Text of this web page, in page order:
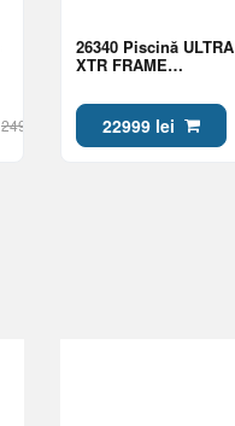
24999 lei
26340 Piscină ULTRA
XTR FRAME
cadru metalic
22999 lei